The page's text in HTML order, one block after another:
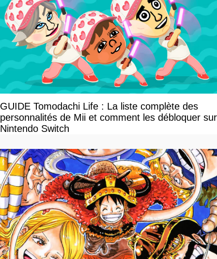
GUIDE Tomodachi Life : La liste complète des
personnalités de Mii et comment les débloquer sur
Nintendo Switch